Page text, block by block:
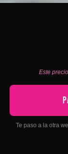
Este
Te paso a la otra